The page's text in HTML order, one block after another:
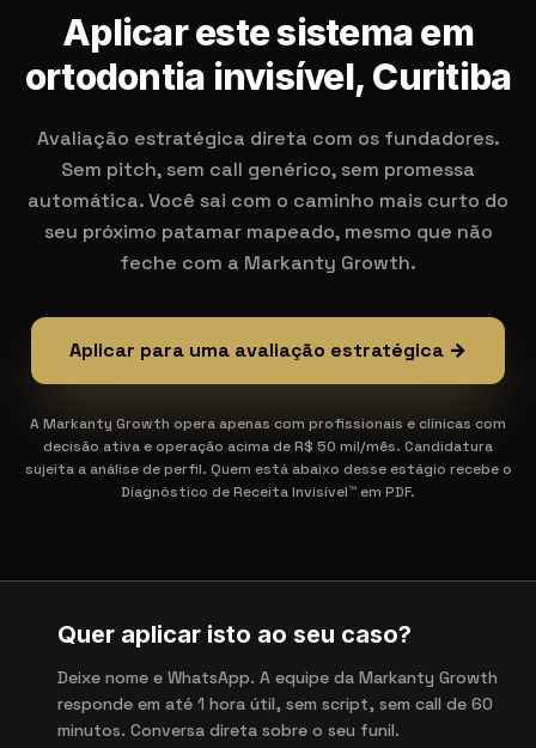
Aplicar este sistema em
ortodontia invisível, Curitiba
Avaliação estratégica direta com os fundadores.
Sem pitch, sem call genérico, sem promessa
automática. Você sai com o caminho mais curto do
seu próximo patamar mapeado, mesmo que não
feche com a Markanty Growth.
Aplicar para uma avaliação estratégica →
A Markanty Growth opera apenas com profissionais e clínicas com
decisão ativa e operação acima de R$ 50 mil/mês. Candidatura
sujeita a análise de perfil. Quem está abaixo desse estágio recebe o
Diagnóstico de Receita Invisível™ em PDF.
Quer aplicar isto ao seu caso?
Deixe nome e WhatsApp. A equipe da Markanty Growth
responde em até 1 hora útil, sem script, sem call de 60
minutos. Conversa direta sobre o seu funil.